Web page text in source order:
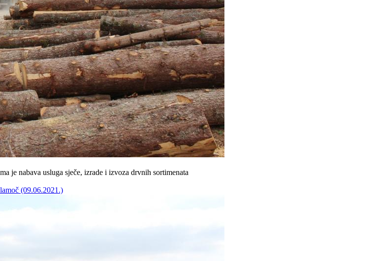
je nabava usluga sječe, izrade i izvoza drvnih sortimenata
(09.06.2021.)